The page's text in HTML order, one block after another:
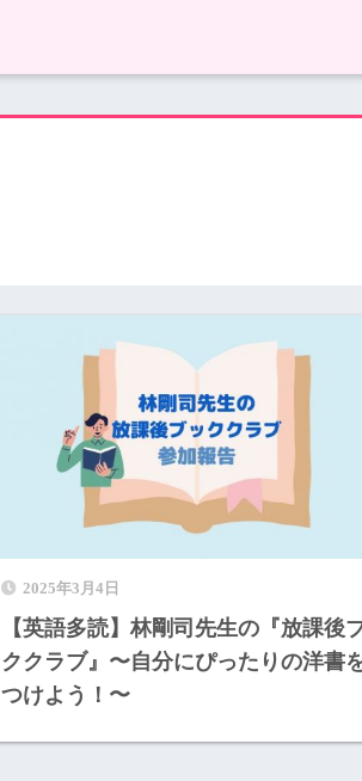
2025年3月4日
【英語多読】林剛司先生の『放課後
ククラブ』〜自分にぴったりの洋書
つけよう！〜